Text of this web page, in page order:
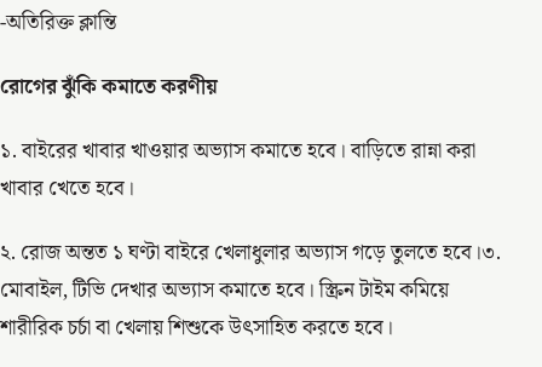
-অতিরিক্ত ক্লান্তি
রোগের ঝুঁকি কমাতে করণীয়
১. বাইরের খাবার খাওয়ার অভ্যাস কমাতে হবে। বাড়িতে রান্না করা
খাবার খেতে হবে।
২. রোজ অন্তত ১ ঘণ্টা বাইরে খেলাধুলার অভ্যাস গড়ে তুলতে হবে।৩.
মোবাইল, টিভি দেখার অভ্যাস কমাতে হবে। স্ক্রিন টাইম কমিয়ে
শারীরিক চর্চা বা খেলায় শিশুকে উৎসাহিত করতে হবে।